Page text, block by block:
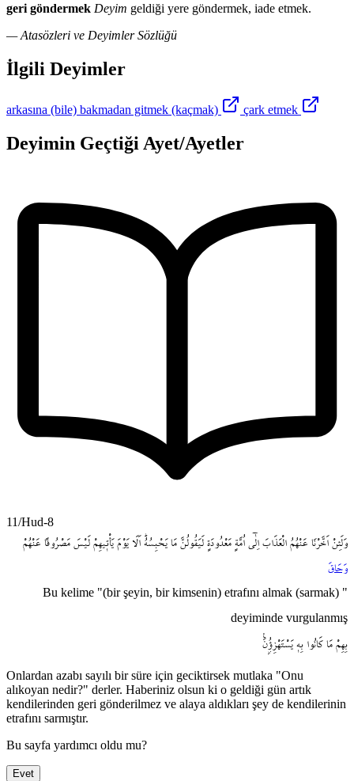
geri göndermek Deyim geldiği yere göndermek, iade etmek.
— Atasözleri ve Deyimler Sözlüğü
İlgili Deyimler
arkasına (bile) bakmadan gitmek (kaçmak) çark etmek
Deyimin Geçtiği Ayet/Ayetler
11/Hud-8
وَلَئِنْ اَخَّرْنَا عَنْهُمُ الْعَذَابَ اِلٰٓى اُمَّةٍ مَعْدُودَةٍ لَيَقُولُنَّ مَا يَحْبِسُهُۜ اَلَا يَوْمَ يَأْت۪يهِمْ لَيْسَ مَصْرُوفاً عَنْهُمْ
وَحَاقَ
Bu kelime "(bir şeyin, bir kimsenin) etrafını almak (sarmak) "
deyiminde vurgulanmış
بِهِمْ مَا كَانُوا بِه۪ يَسْتَهْزِؤُ۫نَ۟
Onlardan azabı sayılı bir süre için geciktirsek mutlaka "Onu
alıkoyan nedir?" derler. Haberiniz olsun ki o geldiği gün artık
kendilerinden geri gönderilmez ve alaya aldıkları şey de kendilerinin
etrafını sarmıştır.
Bu sayfa yardımcı oldu mu?
Evet